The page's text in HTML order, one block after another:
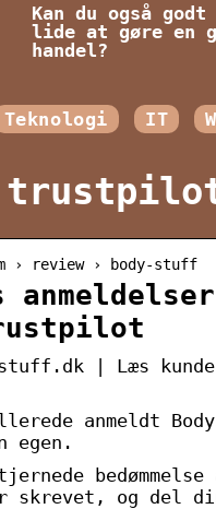
Kan du også godt
lide at gøre en
handel?
Teknologi IT
review › body-stuff
| Læs
anmeldt
egen.
skrevet, og del